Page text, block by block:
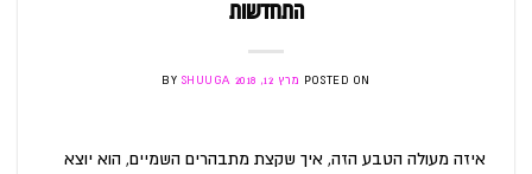
התחדשות
POSTED ON מרץ 12, 2018 BY SHUUGA
איזה מעולה הטבע הזה, איך שקצת מתבהרים השמיים, הוא יוצא